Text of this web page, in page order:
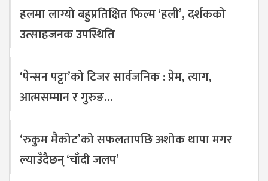
हलमा लाग्यो बहुप्रतिक्षित फिल्म ‘हली’, दर्शकको
उत्साहजनक उपस्थिति
‘पेन्सन पट्टा’को टिजर सार्वजनिक : प्रेम, त्याग,
आत्मसम्मान र गुरुङ…
‘रुकुम मैकोट’को सफलतापछि अशोक थापा मगर
ल्याउँदैछन् ‘चाँदी जलप’